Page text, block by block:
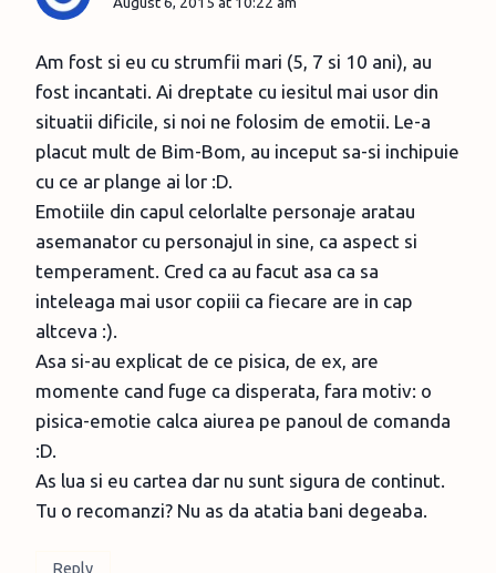
Am fost si eu cu strumfii mari (5, 7 si 10 ani), au
fost incantati. Ai dreptate cu iesitul mai usor din
situatii dificile, si noi ne folosim de emotii. Le-a
placut mult de Bim-Bom, au inceput sa-si inchipuie
cu ce ar plange ai lor :D.
Emotiile din capul celorlalte personaje aratau
asemanator cu personajul in sine, ca aspect si
temperament. Cred ca au facut asa ca sa
inteleaga mai usor copiii ca fiecare are in cap
altceva :).
Asa si-au explicat de ce pisica, de ex, are
momente cand fuge ca disperata, fara motiv: o
pisica-emotie calca aiurea pe panoul de comanda
:D.
As lua si eu cartea dar nu sunt sigura de continut.
Tu o recomanzi? Nu as da atatia bani degeaba.
Reply